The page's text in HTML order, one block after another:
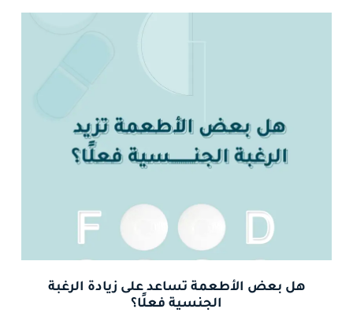
هل بعض الأطعمة تساعد على زيادة الرغبة
الجنسية فعلًا؟